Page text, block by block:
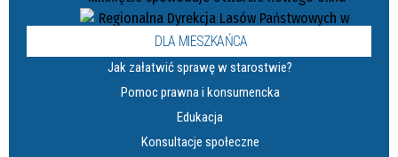
DLA MIESZKAŃCA
Jak załatwić sprawę w starostwie?
Pomoc prawna i konsumencka
Edukacja
Konsultacje społeczne